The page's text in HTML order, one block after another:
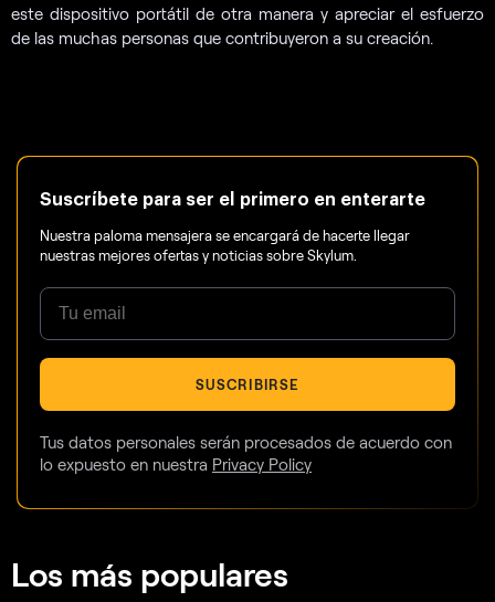
este dispositivo portátil de otra manera y apreciar el esfuerzo
de las muchas personas que contribuyeron a su creación.
Suscríbete para ser el primero en enterarte
Nuestra paloma mensajera se encargará de hacerte llegar
nuestras mejores ofertas y noticias sobre Skylum.
SUSCRIBIRSE
Tus datos personales serán procesados de acuerdo con
lo expuesto en nuestra Privacy Policy
Los más populares